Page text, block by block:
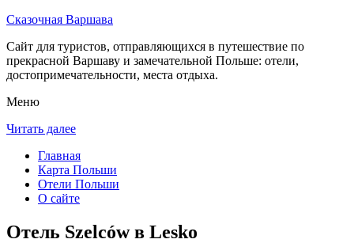
Сказочная Варшава
Сайт для туристов, отправляющихся в путешествие по
прекрасной Варшаву и замечательной Польше: отели,
достопримечательности, места отдыха.
Меню
Читать далее
Главная
Карта Польши
Отели Польши
О сайте
Отель Szelców в Lesko